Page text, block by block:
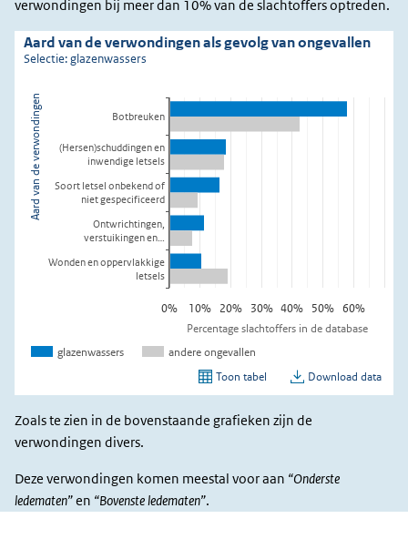
verwondingen bij meer dan 10% van de slachtoffers optreden.
Zoals te zien in de bovenstaande grafieken zijn de
verwondingen divers.
Deze verwondingen komen meestal voor aan “Onderste
ledematen”en “Bovenste ledematen”.